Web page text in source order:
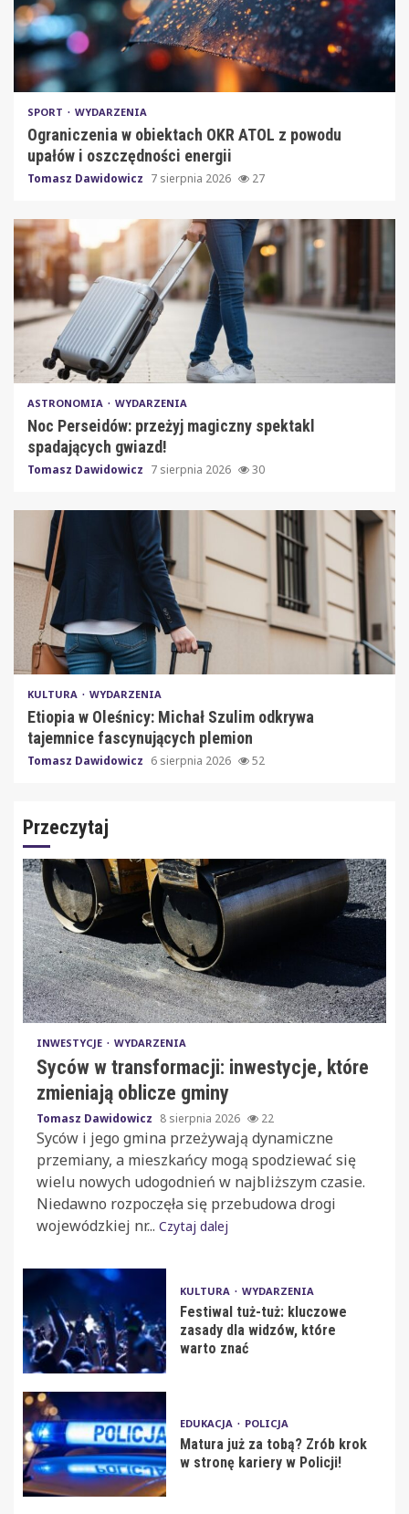
SPORT WYDARZENIA
Ograniczenia w obiektach OKR ATOL z powodu
upałów i oszczędności energii
Tomasz Dawidowicz 7 sierpnia 2026 27
ASTRONOMIA WYDARZENIA
Noc Perseidów: przeżyj magiczny spektakl
spadających gwiazd!
Tomasz Dawidowicz 7 sierpnia 2026 30
KULTURA WYDARZENIA
Etiopia w Oleśnicy: Michał Szulim odkrywa
tajemnice fascynujących plemion
Tomasz Dawidowicz 6 sierpnia 2026 52
Przeczytaj
INWESTYCJE WYDARZENIA
Syców w transformacji: inwestycje, które
zmieniają oblicze gminy
Tomasz Dawidowicz 8 sierpnia 2026 22
Syców i jego gmina przeżywają dynamiczne
przemiany, a mieszkańcy mogą spodziewać się
wielu nowych udogodnień w najbliższym czasie.
Niedawno rozpoczęła się przebudowa drogi
wojewódzkiej nr... Czytaj dalej
KULTURA WYDARZENIA
Festiwal tuż-tuż: kluczowe
zasady dla widzów, które
warto znać
EDUKACJA POLICJA
Matura już za tobą? Zrób krok
w stronę kariery w Policji!